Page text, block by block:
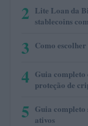
2 Lite Loan da
stablecoins
3 Como
4 Guia completo
proteção de
5 Guia completo
ativos